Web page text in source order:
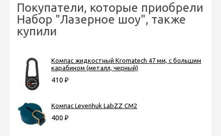
Покупатели, которые приобрели
Набор "Лазерное шоу", также
купили
Компас жидкостный Kromatech 47 мм, с большим
карабином (металл, черный)
410 ₽
Компас Levenhuk LabZZ CM2
400 ₽